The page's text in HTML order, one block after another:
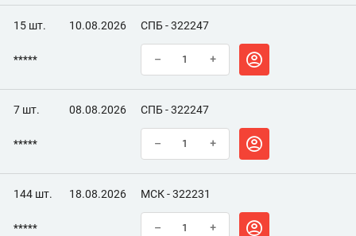
15 шт. 10.08.2026 СПБ - 322247
***** – +
7 шт. 08.08.2026 СПБ - 322247
***** – +
144 шт. 18.08.2026 МСК - 322231
***** – +